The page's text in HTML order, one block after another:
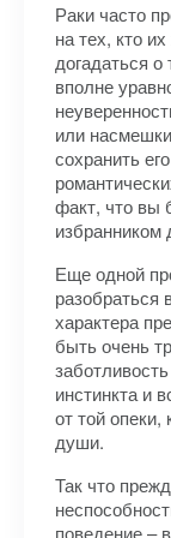
Раки часто
на тех, кто
догадаться
вполне
или
сохранить
факт, что вы
избранником
Еще одной
разобраться
характера
быть очень
инстинкта и
от той опеки,
души.
Так что
поведение –